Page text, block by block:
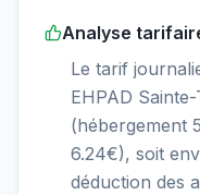
Analyse
Le tarif
EHPAD
(hébergement
6.24€), soit
déduction des